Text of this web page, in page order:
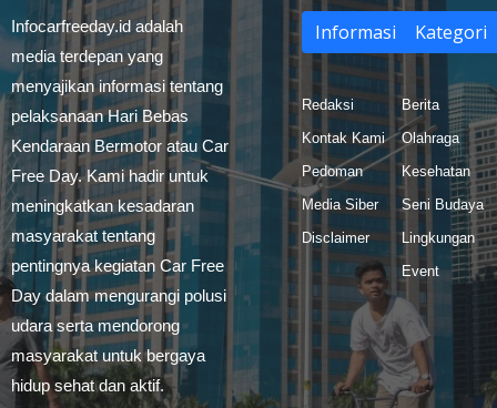
Infocarfreeday.id adalah
media terdepan yang
menyajikan informasi tentang
pelaksanaan Hari Bebas
Kendaraan Bermotor atau Car
Free Day. Kami hadir untuk
meningkatkan kesadaran
masyarakat tentang
pentingnya kegiatan Car Free
Day dalam mengurangi polusi
udara serta mendorong
masyarakat untuk bergaya
hidup sehat dan aktif.
Informasi
Redaksi
Kontak Kami
Pedoman
Media Siber
Disclaimer
Kategori
Berita
Olahraga
Kesehatan
Seni Budaya
Lingkungan
Event